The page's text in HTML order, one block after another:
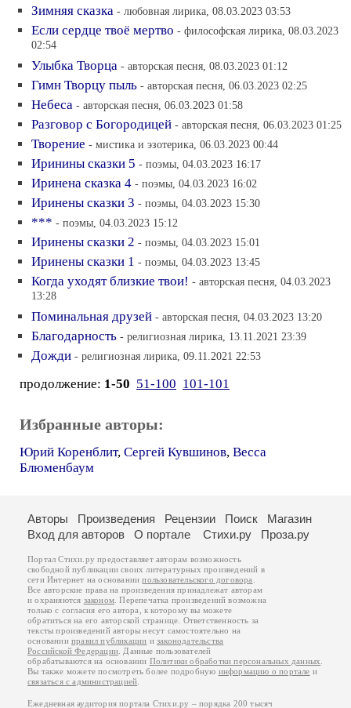
Зимняя сказка - любовная лирика, 08.03.2023 03:53
Если сердце твоё мертво - философская лирика, 08.03.2023
02:54
Улыбка Творца - авторская песня, 08.03.2023 01:12
Гимн Творцу пыль - авторская песня, 06.03.2023 02:25
Небеса - авторская песня, 06.03.2023 01:58
Разговор с Богородицей - авторская песня, 06.03.2023 01:25
Творение - мистика и эзотерика, 06.03.2023 00:44
Иринины сказки 5 - поэмы, 04.03.2023 16:17
Иринена сказка 4 - поэмы, 04.03.2023 16:02
Иринены сказки 3 - поэмы, 04.03.2023 15:30
*** - поэмы, 04.03.2023 15:12
Иринены сказки 2 - поэмы, 04.03.2023 15:01
Иринены сказки 1 - поэмы, 04.03.2023 13:45
Когда уходят близкие твои! - авторская песня, 04.03.2023
13:28
Поминальная друзей - авторская песня, 04.03.2023 13:20
Благодарность - религиозная лирика, 13.11.2021 23:39
Дожди - религиозная лирика, 09.11.2021 22:53
продолжение: 1-50 51-100 101-101
Избранные авторы:
Юрий Коренблит, Сергей Кувшинов, Весса
Блюменбаум
Авторы Произведения Рецензии Поиск
Магазин
Вход для авторов
О портале Стихи.ру Проза.ру
Портал Стихи.ру предоставляет авторам возможность
свободной публикации своих литературных произведений в
сети Интернет на основаниипользовательского договора
Все авторские права на произведения принадлежат авторам
и охраняются законом . Перепечатка произведений возможна
только с согласия его автора, к которому вы можете
обратиться на его авторской странице. Ответственность за
тексты произведений авторы несут самостоятельно на
основанииправил публикации изаконодательства
Российской Федерации . Данные пользователей
обрабатываются на основании Политики обработки персональных данных
Вы также можете посмотреть более подробную информацию о портале и
связаться с администрацией
Ежедневная аудитория портала Стихи.ру – порядка 200 тысяч